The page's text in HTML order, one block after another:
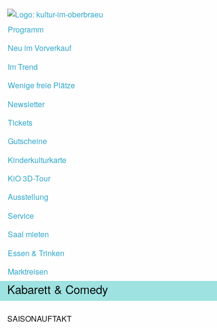
Skip to Content
Programm
Neu im Vorverkauf
Im Trend
Wenige freie Plätze
Newsletter
Tickets
Gutscheine
Kinderkulturkarte
KiO 3D-Tour
Ausstellung
Service
Saal mieten
Essen & Trinken
Marktreisen
Kabarett & Comedy
SAISONAUFTAKT